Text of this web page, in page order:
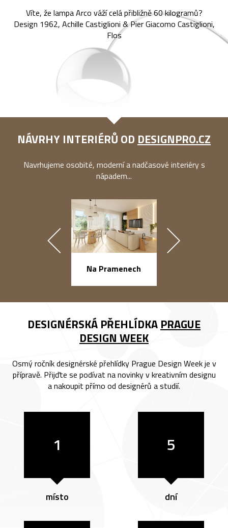
Víte, že lampa Arco váží celá přibližně 60 kilogramů?
Design 1962, Achille Castiglioni & Pier Giacomo Castiglioni,
Flos
NÁVRHY INTERIÉRŮ OD DESIGNPRO.CZ
Navrhujeme osobité, moderní a nadčasové interiéry s
nápadem...
Na Pramenech
DESIGNÉRSKÁ PŘEHLÍDKA PRAGUE
DESIGN WEEK
Osmý ročník designérské přehlídky Prague Design Week je v
přípravě. Přijďte se podívat na novinky v kreativním designu
a nakoupit přímo od designérů a studií.
1
místo
5
dní